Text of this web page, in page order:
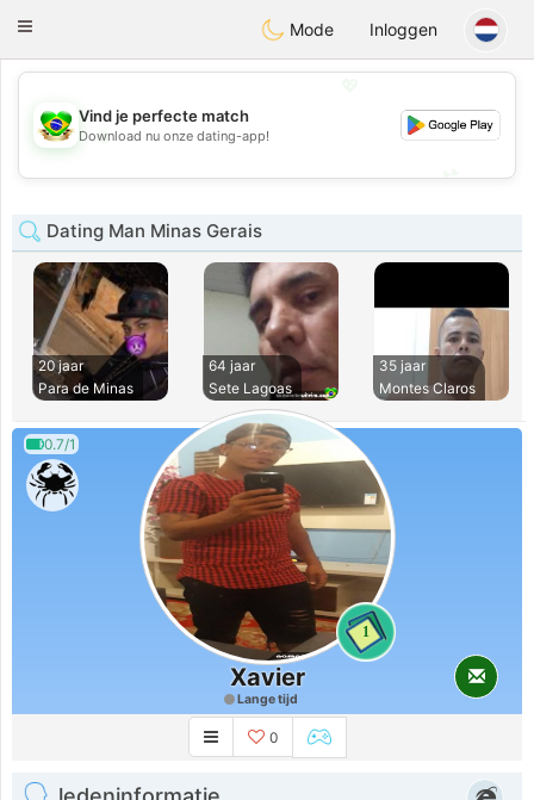
Conversar
Toggle
Mode Inloggen
💖
💕
Vind je perfecte match
Download nu onze dating-app!
Dating Man Minas Gerais
20 jaar
Para de Minas
64 jaar
Sete Lagoas
35 jaar
Montes Claros
0.7/1
1
Xavier
Lange tijd
0